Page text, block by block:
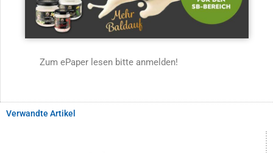
Zum ePaper lesen bitte anmelden!
Verwandte Artikel